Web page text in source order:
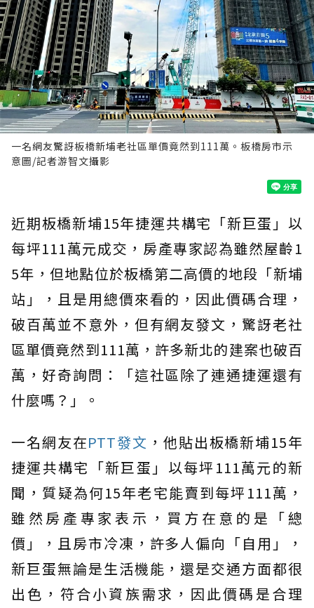
一名網友驚訝板橋新埔老社區單價竟然到111萬。板橋房市示
意圖/記者游智文攝影
近期板橋新埔15年捷運共構宅「新巨蛋」以
每坪111萬元成交，房產專家認為雖然屋齡1
5年，但地點位於板橋第二高價的地段「新埔
站」，且是用總價來看的，因此價碼合理，
破百萬並不意外，但有網友發文，驚訝老社
區單價竟然到111萬，許多新北的建案也破百
萬，好奇詢問：「這社區除了連通捷運還有
什麼嗎？」。
一名網友在PTT發文 ，他貼出板橋新埔15年
捷運共構宅「新巨蛋」以每坪111萬元的新
聞，質疑為何15年老宅能賣到每坪111萬，
雖然房產專家表示，買方在意的是「總
價」，且房市冷凍，許多人偏向「自用」，
新巨蛋無論是生活機能，還是交通方面都很
出色，符合小資族需求，因此價碼是合理